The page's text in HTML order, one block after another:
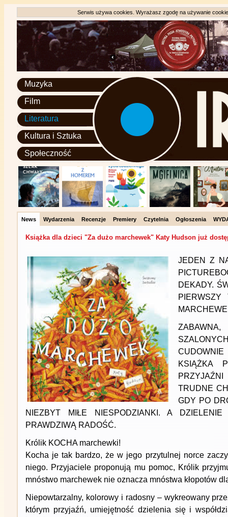
Serwis używa cookies. Wyrażasz zgodę na używanie
Muzyka
Film
Literatura
Kultura i Sztuka
Społeczność
News Wydarzenia Recenzje Premiery Czytelnia Ogłoszenia
Książka dla dzieci "Za dużo marchewek" Katy Hudson już
JEDEN Z
DEKADY.
KSIĄŻKA
PRZYJAŹNI
TRUDNE
GDY PO
NIEZBYT MIŁE NIESPODZIANKI. A
PRAWDZIWĄ RADOŚĆ.
Królik KOCHA marchewki!
Kocha je tak bardzo, że w jego przytulnej norce
niego. Przyjaciele proponują mu pomoc, Królik
mnóstwo marchewek nie oznacza mnóstwa kłopotów
Niepowtarzalny, kolorowy i radosny – wykreowany
którym przyjaźń, umiejętność dzielenia się i